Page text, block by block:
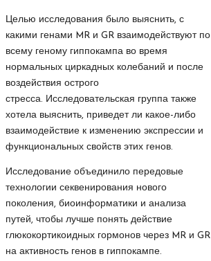
Целью исследования было выяснить, с
какими генами MR и GR взаимодействуют по
всему геному гиппокампа во время
нормальных циркадных колебаний и после
воздействия острого
стресса. Исследовательская группа также
хотела выяснить, приведет ли какое-либо
взаимодействие к изменению экспрессии и
функциональных свойств этих генов.
Исследование объединило передовые
технологии секвенирования нового
поколения, биоинформатики и анализа
путей, чтобы лучше понять действие
глюкокортикоидных гормонов через MR и GR
на активность генов в гиппокампе.